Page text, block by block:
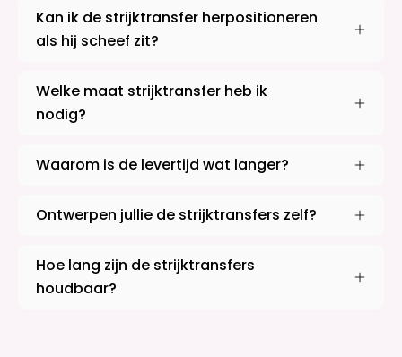
Kan ik de strijktransfer herpositioneren
als hij scheef zit?
Welke maat strijktransfer heb ik
nodig?
Waarom is de levertijd wat langer?
Ontwerpen jullie de strijktransfers zelf?
Hoe lang zijn de strijktransfers
houdbaar?